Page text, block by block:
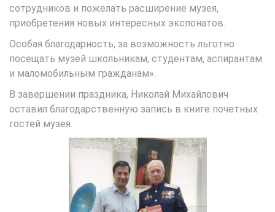
сотрудников и пожелать расширение музея,
приобретения новых интересных экспонатов.
Особая благодарность, за возможность льготно
посещать музей школьникам, студентам, аспирантам
и маломобильным гражданам».
В завершении праздника, Николай Михайлович
оставил благодарственную запись в книге почетных
гостей музея.